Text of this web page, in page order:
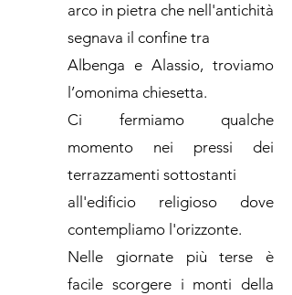
arco in pietra che nell'antichità
segnava il confine tra
Albenga e Alassio, troviamo
l’omonima chiesetta.
Ci fermiamo qualche
momento nei pressi dei
terrazzamenti sottostanti
all'edificio religioso dove
contempliamo l'orizzonte.
Nelle giornate più terse è
facile scorgere i monti della